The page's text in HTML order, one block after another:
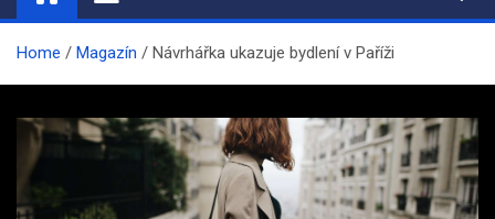
Home Magazín Návrhářka ukazuje bydlení v Paříži